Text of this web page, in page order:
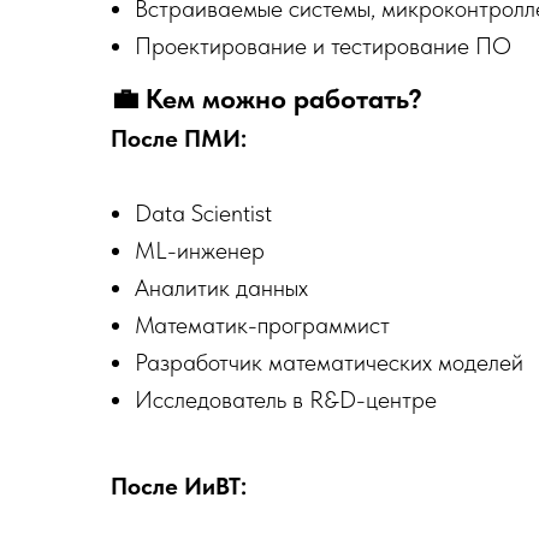
Встраиваемые системы,
Проектирование и тестирование ПО
💼 Кем можно работать?
После ПМИ:
Data Scientist
ML-инженер
Аналитик данных
Математик-программист
Разработчик математических моделей
Исследователь в R&D-центре
После ИиВТ: